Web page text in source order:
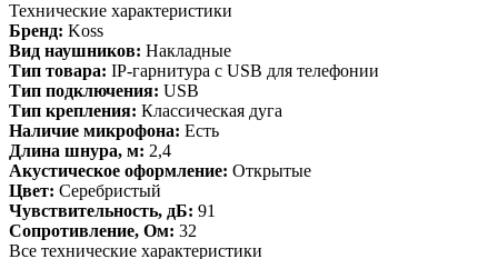
Технические характеристики
Бренд: Koss
Вид наушников: Накладные
Тип товара: IP-гарнитура с USB для телефонии
Тип подключения: USB
Тип крепления: Классическая дуга
Наличие микрофона: Есть
Длина шнура, м: 2,4
Акустическое оформление: Открытые
Цвет: Серебристый
Чувствительность, дБ: 91
Сопротивление, Ом: 32
Все технические характеристики